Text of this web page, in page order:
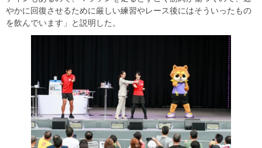
やかに回復させるために厳しい練習やレース後にはそういったもの
を飲んでいます」と説明した。